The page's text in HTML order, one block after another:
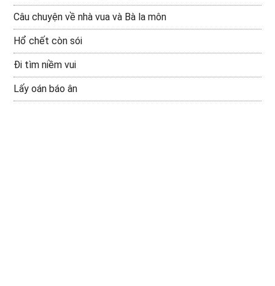
Câu chuyện về nhà vua và Bà la môn
Hổ chết còn sói
Đi tìm niềm vui
Lấy oán báo ân